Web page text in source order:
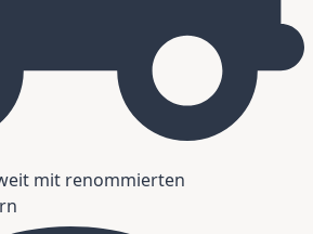
mit renommierten